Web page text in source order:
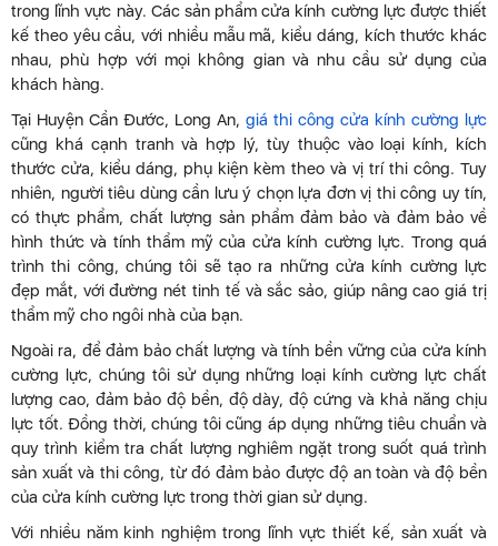
trong lĩnh vực này. Các sản phẩm cửa kính cường lực được thiết
kế theo yêu cầu, với nhiều mẫu mã, kiểu dáng, kích thước khác
nhau, phù hợp với mọi không gian và nhu cầu sử dụng của
khách hàng.
Tại Huyện Cần Đước, Long An, giá thi công cửa kính cường lực
cũng khá cạnh tranh và hợp lý, tùy thuộc vào loại kính, kích
thước cửa, kiểu dáng, phụ kiện kèm theo và vị trí thi công. Tuy
nhiên, người tiêu dùng cần lưu ý chọn lựa đơn vị thi công uy tín,
có thực phẩm, chất lượng sản phẩm đảm bảo và đảm bảo về
hình thức và tính thẩm mỹ của cửa kính cường lực. Trong quá
trình thi công, chúng tôi sẽ tạo ra những cửa kính cường lực
đẹp mắt, với đường nét tinh tế và sắc sảo, giúp nâng cao giá trị
thẩm mỹ cho ngôi nhà của bạn.
Ngoài ra, để đảm bảo chất lượng và tính bền vững của cửa kính
cường lực, chúng tôi sử dụng những loại kính cường lực chất
lượng cao, đảm bảo độ bền, độ dày, độ cứng và khả năng chịu
lực tốt. Đồng thời, chúng tôi cũng áp dụng những tiêu chuẩn và
quy trình kiểm tra chất lượng nghiêm ngặt trong suốt quá trình
sản xuất và thi công, từ đó đảm bảo được độ an toàn và độ bền
của cửa kính cường lực trong thời gian sử dụng.
Với nhiều năm kinh nghiệm trong lĩnh vực thiết kế, sản xuất và